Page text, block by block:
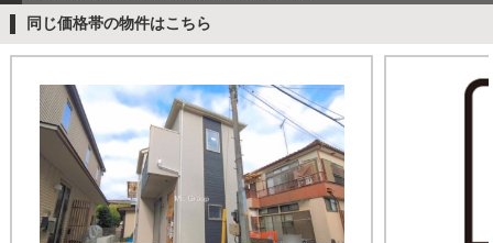
同じ価格帯の物件はこちら